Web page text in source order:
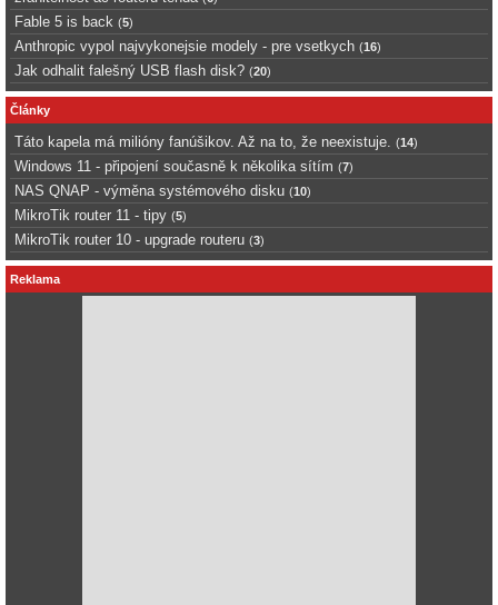
Fable 5 is back (5)
Anthropic vypol najvykonejsie modely - pre vsetkych (16)
Jak odhalit falešný USB flash disk? (20)
Články
Táto kapela má milióny fanúšikov. Až na to, že neexistuje. (14)
Windows 11 - připojení současně k několika sítím (7)
NAS QNAP - výměna systémového disku (10)
MikroTik router 11 - tipy (5)
MikroTik router 10 - upgrade routeru (3)
Reklama